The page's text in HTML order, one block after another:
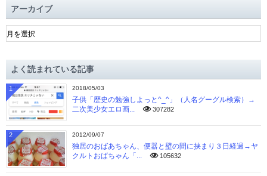
アーカイブ
ア
ー
ブよく読まれている記事
2018/05/03
子供「歴史の勉強しよっと^_^」（人名グーグル検索）→
二次美少女エロ画...
307282
1
2012/09/07
独居のおばあちゃん、便器と壁の間に挟まり３日経過→ヤ
クルトおばちゃん「...
105632
2